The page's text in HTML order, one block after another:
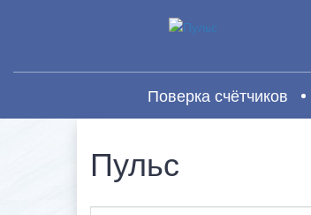
Поверка счётчиков
Пульс